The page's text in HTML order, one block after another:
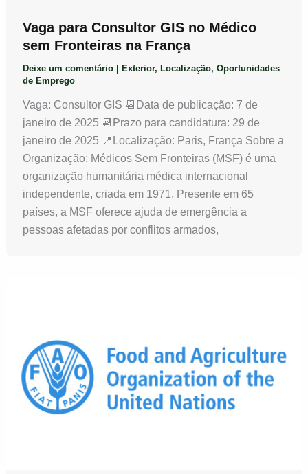
Vaga para Consultor GIS no Médico
sem Fronteiras na França
Deixe um comentário Exterior, Localização, Oportunidades
de Emprego
Vaga: Consultor GIS 📆Data de publicação: 7 de
janeiro de 2025 📆Prazo para candidatura: 29 de
janeiro de 2025 📍Localização: Paris, França Sobre a
Organização: Médicos Sem Fronteiras (MSF) é uma
organização humanitária médica internacional
independente, criada em 1971. Presente em 65
países, a MSF oferece ajuda de emergência a
pessoas afetadas por conflitos armados,